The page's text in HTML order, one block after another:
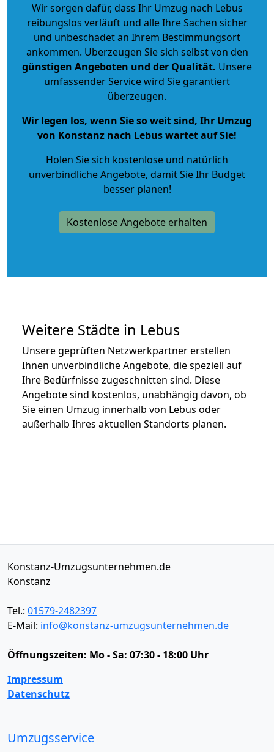
Wir sorgen dafür, dass Ihr Umzug nach Lebus
reibungslos verläuft und alle Ihre Sachen sicher
und unbeschadet an Ihrem Bestimmungsort
ankommen. Überzeugen Sie sich selbst von den
günstigen Angeboten und der Qualität. Unsere
umfassender Service wird Sie garantiert
überzeugen.
Wir legen los, wenn Sie so weit sind, Ihr Umzug
von Konstanz nach Lebus wartet auf Sie!
Holen Sie sich kostenlose und natürlich
unverbindliche Angebote, damit Sie Ihr Budget
besser planen!
Kostenlose Angebote erhalten
Weitere Städte in Lebus
Unsere geprüften Netzwerkpartner erstellen
Ihnen unverbindliche Angebote, die speziell auf
Ihre Bedürfnisse zugeschnitten sind. Diese
Angebote sind kostenlos, unabhängig davon, ob
Sie einen Umzug innerhalb von Lebus oder
außerhalb Ihres aktuellen Standorts planen.
Konstanz-Umzugsunternehmen.de
Konstanz
Tel.: 01579-2482397
E-Mail: info@konstanz-umzugsunternehmen.de
Öffnungszeiten: Mo - Sa: 07:30 - 18:00 Uhr
Impressum
Datenschutz
Umzugsservice